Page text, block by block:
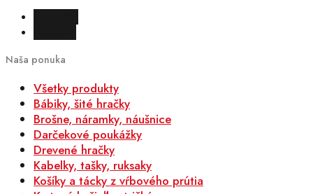
Naša ponuka
Všetky produkty
Bábiky, šité hračky
Brošne, náramky, náušnice
Darčekové poukážky
Drevené hračky
Kabelky, tašky, ruksaky
Košíky a tácky z vŕbového prútia